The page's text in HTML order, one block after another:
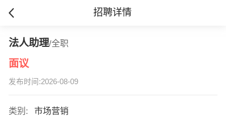
招聘详情
法人助理/全职
面议
发布时间:2026-08-09
类别:
市场营销